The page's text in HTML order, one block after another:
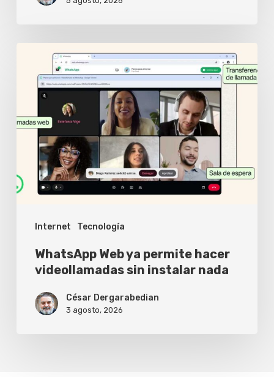
Internet Tecnología
WhatsApp
hacer
videollamadas
instalar
WhatsApp Web ya permite hacer
videollamadas sin instalar nada
César Dergarabedian
3 agosto, 2026